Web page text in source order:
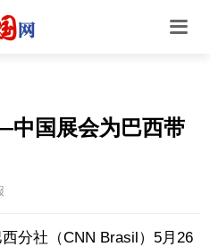
国展会为巴西带
分社（CNN Brasil）5月26